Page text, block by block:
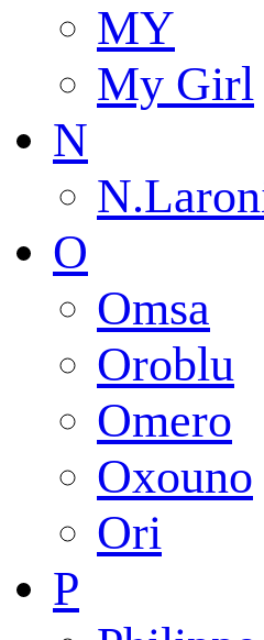
MY
My Girl
N
O
Omsa
Oroblu
Omero
Oxouno
Ori
P